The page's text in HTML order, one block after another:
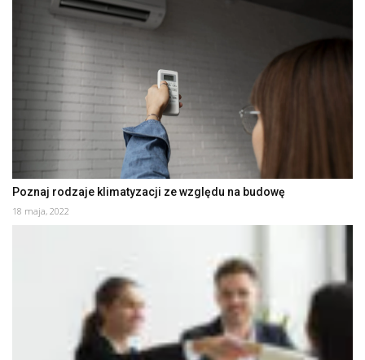
Poznaj rodzaje klimatyzacji ze względu na budowę
18 maja, 2022